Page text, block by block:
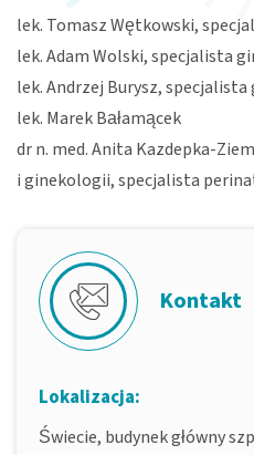
lek. Tomasz Wętkowski,
lek. Adam Wolski, specjalista
lek. Andrzej Burysz,
lek. Marek Bałamącek
dr n. med. Anita Kazdepka-
i ginekologii, specjalista
Kontakt
Lokalizacja:
Świecie, budynek główny